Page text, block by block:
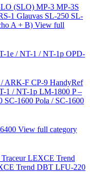
(SLO) MP-3 MP-3S
1 Glauvas SL-250 SL-
A + B) View full
1e / NT-1 / NT-1p OPD-
ARK-F CP-9 HandyRef
1 / NT-1p LM-1800 P –
SC-1600 Pola / SC-1600
View full category
LEXCE Trend
Trend DBT LFU-220